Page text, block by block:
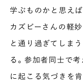
学ぶものかと思え
カズビーさんの軽
と通り過ぎてしま
る。参加者同士で
に起こる気づきを